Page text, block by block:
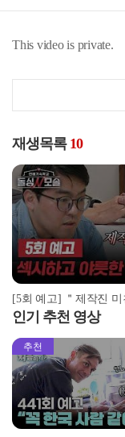
This video is private.
재생목록 10
인기 추천 영상
추천